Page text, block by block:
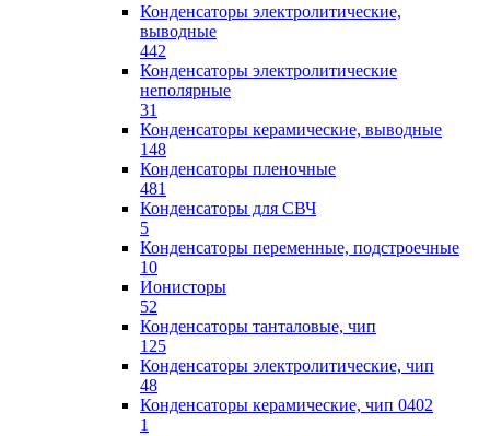
Конденсаторы электролитические,
выводные
442
Конденсаторы электролитические
неполярные
31
Конденсаторы керамические, выводные
148
Конденсаторы пленочные
481
Конденсаторы для СВЧ
5
Конденсаторы переменные, подстроечные
10
Ионисторы
52
Конденсаторы танталовые, чип
125
Конденсаторы электролитические, чип
48
Конденсаторы керамические, чип 0402
1